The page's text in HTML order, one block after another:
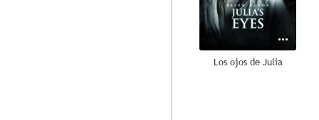
Los ojos de Julia